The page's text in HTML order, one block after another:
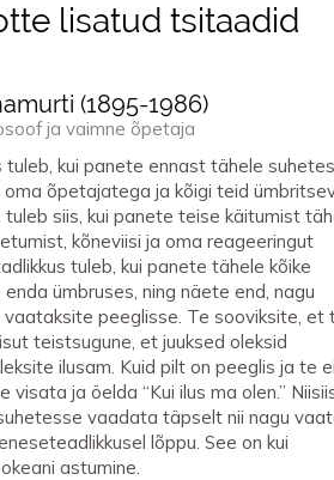
lisatud tsitaadid
(1895-1986)
ja vaimne õpetaja
tuleb, kui panete ennast tähele suhetes
õpetajatega ja kõigi teid
siis, kui panete teise käitumist
kõneviisi ja oma reageeringut
tuleb, kui panete tähele kõike
enda ümbruses, ning näete end, nagu
vaataksite peeglisse. Te sooviksite, et
teistsugune, et juuksed oleksid
ilusam. Kuid pilt on peeglis ja te ei
visata ja öelda “Kui ilus ma olen.”
vaadata täpselt nii nagu
lõppu. See on kui
astumine.